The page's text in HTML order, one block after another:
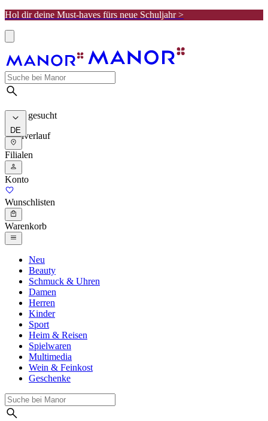
Hol dir deine Must-haves fürs neue Schuljahr >
Meist gesucht
Suchverlauf
DE
Filialen
Konto
Wunschlisten
Warenkorb
Neu
Beauty
Schmuck & Uhren
Damen
Herren
Kinder
Sport
Heim & Reisen
Spielwaren
Multimedia
Wein & Feinkost
Geschenke